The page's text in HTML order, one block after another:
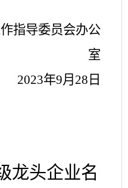
指导委员会办公
室
2023年9月28日
龙头企业名